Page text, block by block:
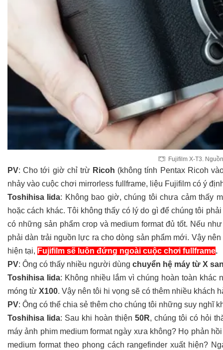
Fujifilm X-T3.
PV: Cho tới giờ chỉ trừ Ricoh (không tính Pentax Ricoh
nhảy vào cuộc chơi mirrorless fullframe, liệu Fujifilm có ý
Toshihisa Iida: Không bao giờ, chúng tôi chưa cảm thấy
hoặc cách khác. Tôi không thấy có lý do gì để chúng tôi
có những sản phẩm crop và medium format đủ tốt. Nếu
phải dàn trải nguồn lực ra cho dòng sản phẩm mới. Vậy
hiện tại, Fujifilm sẽ luôn đứng ngoài cuộc chơi fullframe.
PV: Ông có thấy nhiều người dùng chuyển hệ máy từ X
Toshihisa Iida: Không nhiều lắm vì chúng hoàn toàn khác
móng từ X100. Vậy nên tôi hi vọng sẽ có thêm nhiều khách
PV: Ông có thể chia sẻ thêm cho chúng tôi những suy nghĩ
Toshihisa Iida: Sau khi hoàn thiện 50R, chúng tôi có hỏi
máy ảnh phim medium format ngày xưa không? Họ phản
medium format theo phong cách rangefinder xuất hiện?